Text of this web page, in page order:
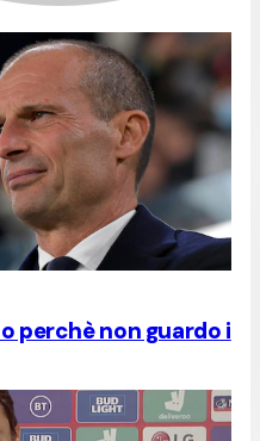
perchè non guardo i